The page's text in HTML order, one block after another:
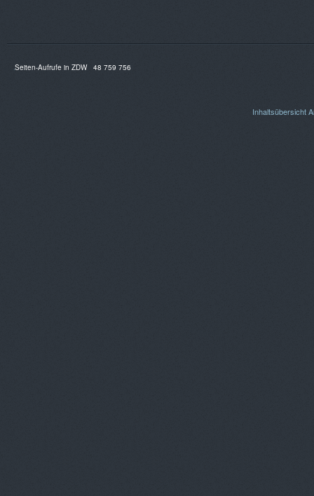
Seiten-Aufrufe in ZDW 48 759 756
Inhaltsübersicht